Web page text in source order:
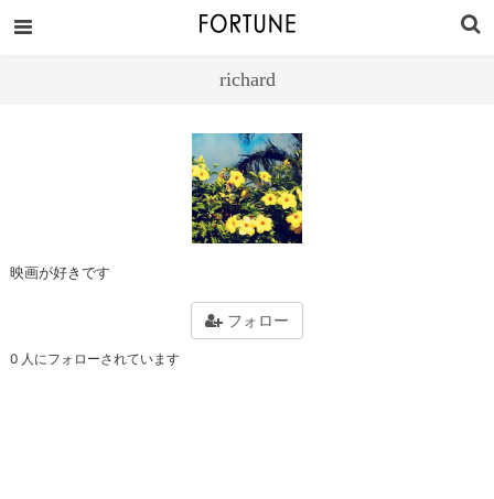
richard
映画が好きです
フォロー
0 人にフォローされています